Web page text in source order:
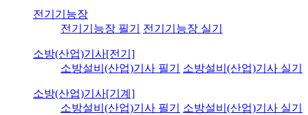
전기기능장
전기기능장 필기
전기기능장 실기
소방(산업)기사[전기]
소방설비(산업)기사 필기
소방설비(산업)기사 실기
소방(산업)기사[기계]
소방설비(산업)기사 필기
소방설비(산업)기사 실기